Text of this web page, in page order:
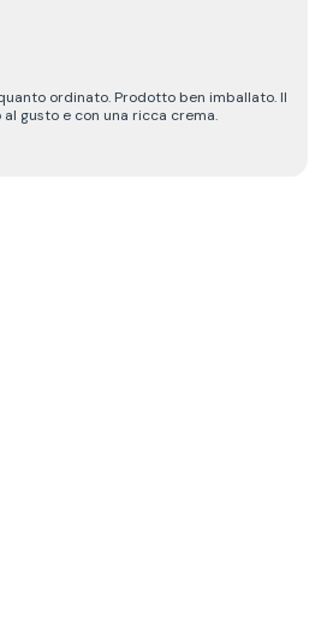
ordinato. Prodotto ben imballato. Il
gusto e con una ricca crema.